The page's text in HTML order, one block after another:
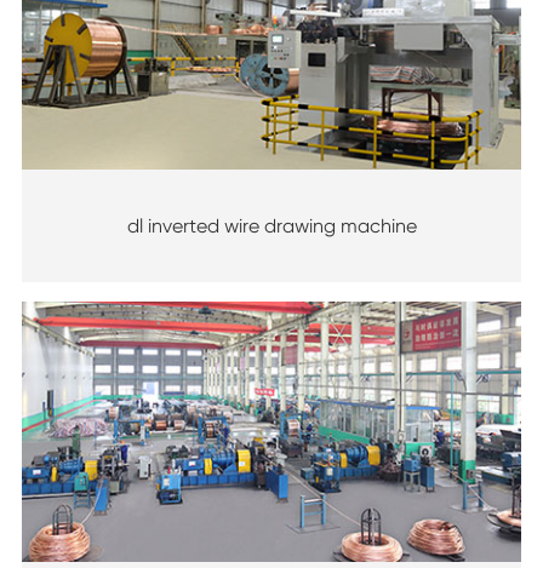
dl inverted wire drawing machine